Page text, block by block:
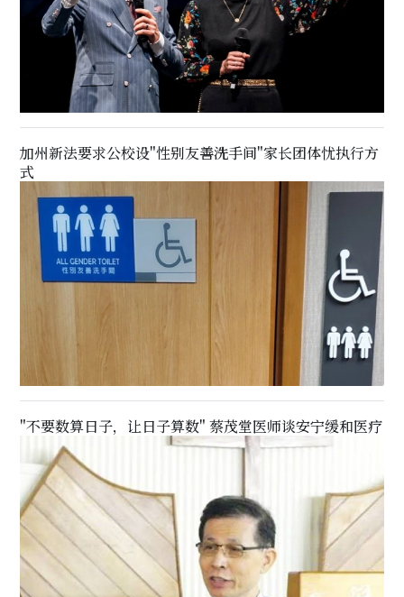
加州新法要求公校设"性别友善洗手间"家长团体忧执行方
式
"不要数算日子，让日子算数" 蔡茂堂医师谈安宁缓和医疗